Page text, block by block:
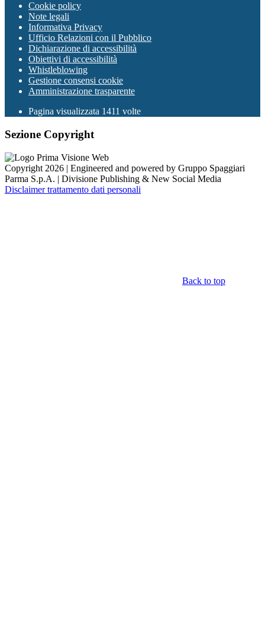
Cookie policy
Note legali
Informativa Privacy
Ufficio Relazioni con il Pubblico
Dichiarazione di accessibilità
Obiettivi di accessibilità
Whistleblowing
Gestione consensi cookie
Amministrazione trasparente
Pagina visualizzata 1411 volte
Sezione Copyright
Copyright 2026 | Engineered and powered by Gruppo Spaggiari
Parma S.p.A. | Divisione Publishing & New Social Media
Disclaimer trattamento dati personali
Back to top